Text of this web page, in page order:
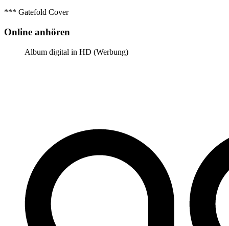
*** Gatefold Cover
Online anhören
Album digital in HD (Werbung)